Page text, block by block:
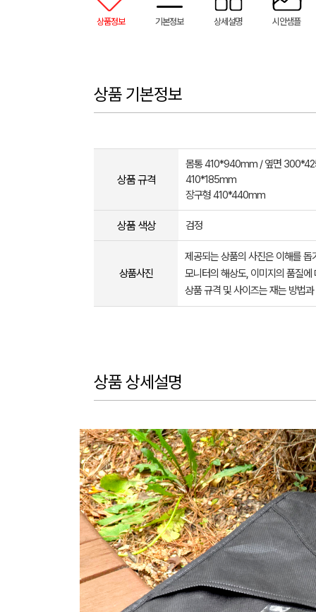
상품정보 기본정보 상세설명 시안샘플
상품 기본정보
상품 규격
몸통 410*940mm / 옆면
410*185mm
장구형 410*440mm
상품 색상 검정
상품사진
제공되는 상품의 사진은 이해를
모니터의 해상도, 이미지의 품질
상품 규격 및 사이즈는 재는 방법
상품 상세설명